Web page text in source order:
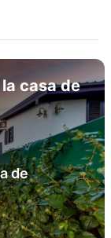
casa de
de